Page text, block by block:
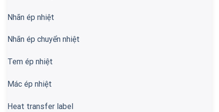
Nhãn ép nhiệt
Nhãn ép chuyển nhiệt
Tem ép nhiệt
Mác ép nhiệt
Heat transfer label